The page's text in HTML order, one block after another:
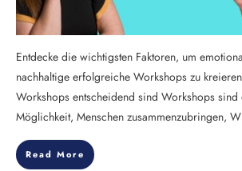
Entdecke die wichtigsten Faktoren, um
nachhaltige erfolgreiche Workshops zu
Workshops entscheidend sind Workshops
Möglichkeit, Menschen zusammenzubringen,
Read More